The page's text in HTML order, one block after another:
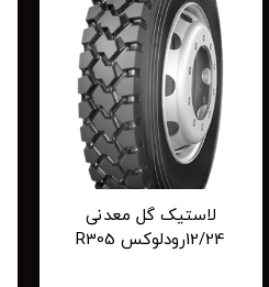
لاستیک گل معدنی
12/24رودلوکس R305